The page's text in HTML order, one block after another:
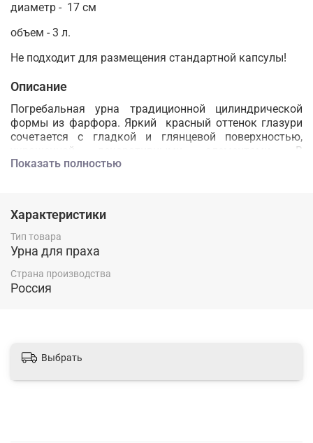
диаметр - 17 см
объем - 3 л.
Не подходит для размещения стандартной капсулы!
Описание
Погребальная урна традиционной цилиндрической
формы из фарфора. Яркий красный оттенок глазури
сочетается с гладкой и глянцевой поверхностью,
украшенной декоративными элементами. В
обрамлении в центре урны расположена декоративная
Показать полностью
Характеристики
Тип товара
Урна для праха
Страна производства
Россия
Выбрать